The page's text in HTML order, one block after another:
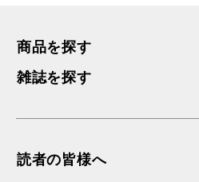
商品を探す
雑誌を探す
読者の皆様へ